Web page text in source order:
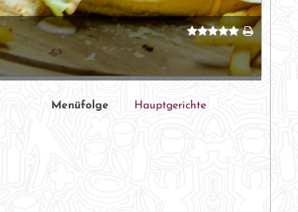
Menüfolge Hauptgerichte